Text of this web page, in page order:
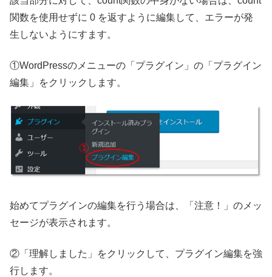
関数を使用せずに 0 を返すように編集して、エラーが発
生しないようにすます。
①WordPressのメニューの「プラグイン」の「プラグイン
編集」をクリックします。
始めてプラグインの編集を行う場合は、「注意！」のメッ
セージが表示されます。
②「理解しました」をクリックして、プラグイン編集を強
行します。